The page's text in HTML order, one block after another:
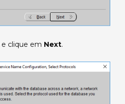
e clique em Next.